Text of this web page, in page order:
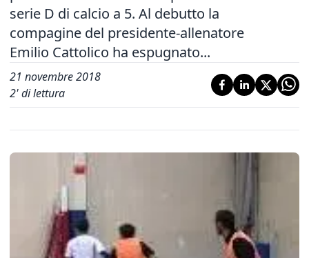
serie D di calcio a 5. Al debutto la
compagine del presidente-allenatore
Emilio Cattolico ha espugnato...
21 novembre 2018
2' di lettura